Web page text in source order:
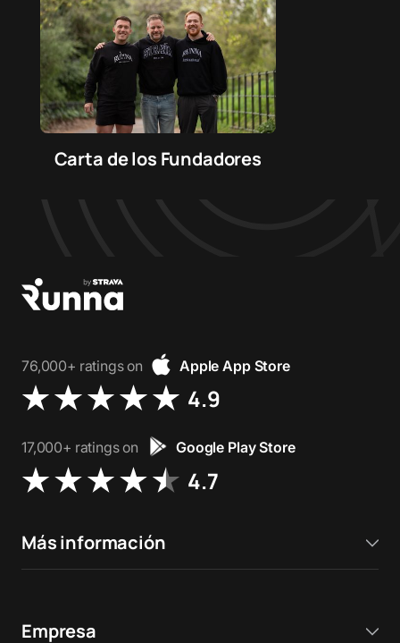
Carta de los Fundadores
76,000+ ratings on Apple App Store
4.9
17,000+ ratings on Google Play Store
4.7
Más información
Empresa